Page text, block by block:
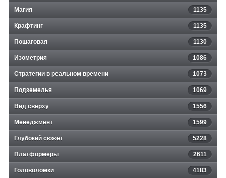
Магия 1135
Крафтинг 1135
Пошаговая 1130
Изометрия 1086
Стратегии в реальном времени 1073
Подземелья 1069
Вид сверху 1556
Менеджмент 1599
Глубокий сюжет 5228
Платформеры 2611
Головоломки 4183